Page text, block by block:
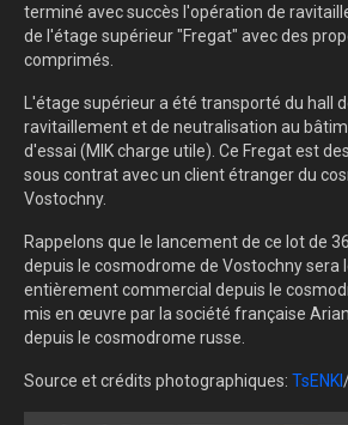
terminé avec succès l'opération de
de l'étage supérieur "Fregat" avec des
comprimés.
L'étage supérieur a été transporté du hall
ravitaillement et de neutralisation au
d'essai (MIK charge utile). Ce Fregat est
sous contrat avec un client étranger du
Vostochny.
Rappelons que le lancement de ce lot de
depuis le cosmodrome de Vostochny sera
entièrement commercial depuis le
mis en œuvre par la société française
depuis le cosmodrome russe.
Source et crédits photographiques: TsENKI